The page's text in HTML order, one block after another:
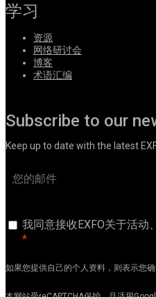
学习
资源
网络研讨会
博客
术语汇编
Subscribe to our
Keep up to date with the latest
我同意接收EXFO关于活动
如果您提供自己的个人资料，则表示您